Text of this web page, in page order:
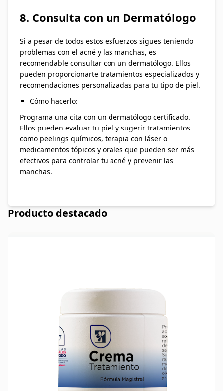
8. Consulta con un Dermatólogo
Si a pesar de todos estos esfuerzos sigues teniendo
problemas con el acné y las manchas, es
recomendable consultar con un dermatólogo. Ellos
pueden proporcionarte tratamientos especializados y
recomendaciones personalizadas para tu tipo de piel.
Cómo hacerlo:
Programa una cita con un dermatólogo certificado.
Ellos pueden evaluar tu piel y sugerir tratamientos
como peelings químicos, terapia con láser o
medicamentos tópicos y orales que pueden ser más
efectivos para controlar tu acné y prevenir las
manchas.
Producto destacado